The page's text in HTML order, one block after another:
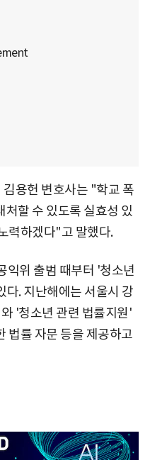
용헌 변호사는 "학교 폭
처할 수 있도록 실효성 있
력하겠다"고 말했다.
익위 출범 때부터 '청소년
. 지난해에는 서울시 강
'청소년 관련 법률지원'
법률 자문 등을 제공하고